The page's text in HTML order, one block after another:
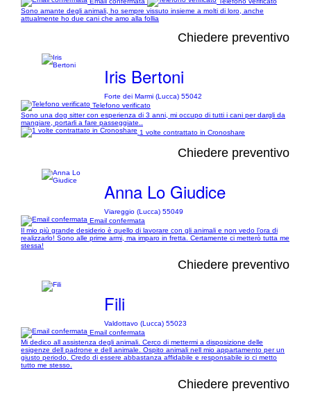
Sono amante degli animali, ho sempre vissuto insieme a molti di loro, anche
attualmente ho due cani che amo alla follia
Chiedere preventivo
Iris Bertoni
Forte dei Marmi (Lucca) 55042
Telefono verificato
Sono una dog sitter con esperienza di 3 anni, mi occupo di tutti i cani per dargli da
mangiare, portarli a fare passeggiate..
1 volte contrattato in Cronoshare
Chiedere preventivo
Anna Lo Giudice
Viareggio (Lucca) 55049
Email confermata
Il mio più grande desiderio è quello di lavorare con gli animali e non vedo l’ora di
realizzarlo! Sono alle prime armi, ma imparo in fretta. Certamente ci metterò tutta me
stessa!
Chiedere preventivo
Fili
Valdottavo (Lucca) 55023
Email confermata
Mi dedico all assistenza degli animali. Cerco di mettermi a disposizione delle
esigenze dell padrone e dell animale. Ospito animali nell mio appartamento per un
giusto periodo. Credo di essere abbastanza affidabile e responsabile io ci metto
tutto me stesso.
Chiedere preventivo